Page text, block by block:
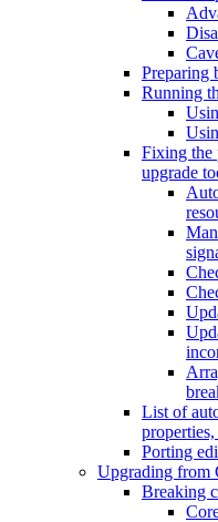
Preparing
Running
Fixing the
upgrade
List of
Porting
Upgrading from
Breaking